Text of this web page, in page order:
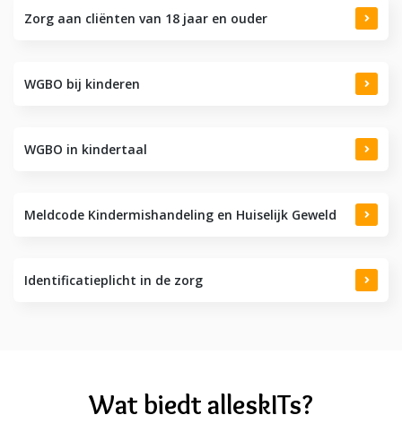
Zorg aan cliënten van 18 jaar en ouder
WGBO bij kinderen
WGBO in kindertaal
Meldcode Kindermishandeling en Huiselijk Geweld
Identificatieplicht in de zorg
Wat biedt alleskITs?